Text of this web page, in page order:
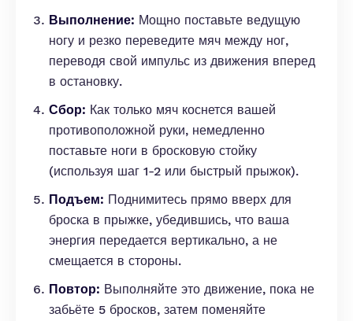
Выполнение: Мощно поставьте ведущую
ногу и резко переведите мяч между ног,
переводя свой импульс из движения вперед
в остановку.
Сбор: Как только мяч коснется вашей
противоположной руки, немедленно
поставьте ноги в бросковую стойку
(используя шаг 1-2 или быстрый прыжок).
Подъем: Поднимитесь прямо вверх для
броска в прыжке, убедившись, что ваша
энергия передается вертикально, а не
смещается в стороны.
Повтор: Выполняйте это движение, пока не
забьёте 5 бросков, затем поменяйте